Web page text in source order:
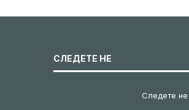
СЛЕДЕТЕ НЕ
Следете не